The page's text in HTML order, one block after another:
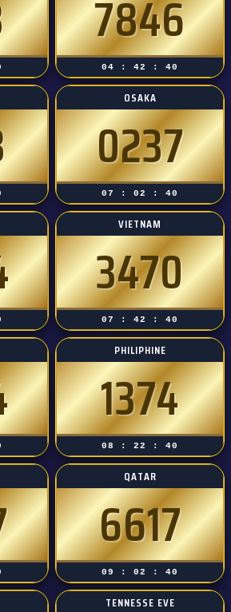
7846
04 : 42 : 39
OSAKA
0237
07 : 02 : 39
VIETNAM
3470
07 : 42 : 39
PHILIPHINE
1374
08 : 22 : 39
QATAR
6617
09 : 02 : 39
TENNESSE EVE